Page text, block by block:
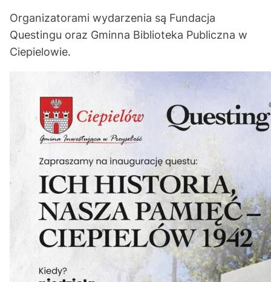
Organizatorami wydarzenia są Fundacja
Questingu oraz Gminna Biblioteka Publiczna w
Ciepielowie.